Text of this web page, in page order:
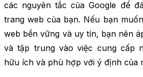
các nguyên tắc của Google để
trang web của bạn. Nếu bạn
web bền vững và uy tín, bạn nên
và tập trung vào việc cung cấp
hữu ích và phù hợp với ý định của